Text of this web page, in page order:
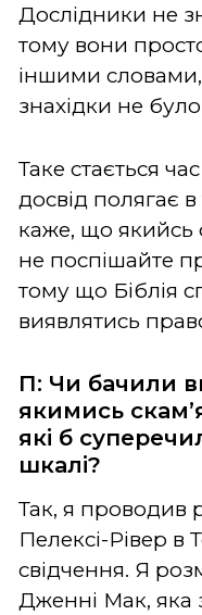
Дослідники не
тому вони
іншими
знахідки не
Таке стається
досвід полягає
каже, що
не поспішайте
тому що Біблія
виявлятись
П: Чи бачили
якимись
які б
шкалі?
Так, я проводив
Пелексі-Рівер в
свідчення. Я
Дженні Мак, яка